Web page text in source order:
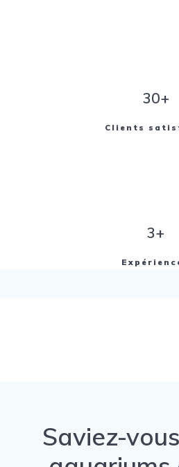
30+
Clients
3+
Saviez-